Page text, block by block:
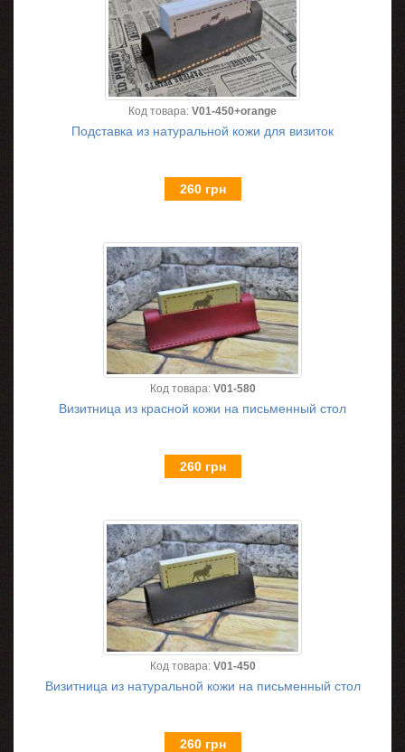
Код товара: V01-450+orange
Подставка из натуральной кожи для визиток
260 грн
Код товара: V01-580
Визитница из красной кожи на письменный стол
260 грн
Код товара: V01-450
Визитница из натуральной кожи на письменный стол
260 грн